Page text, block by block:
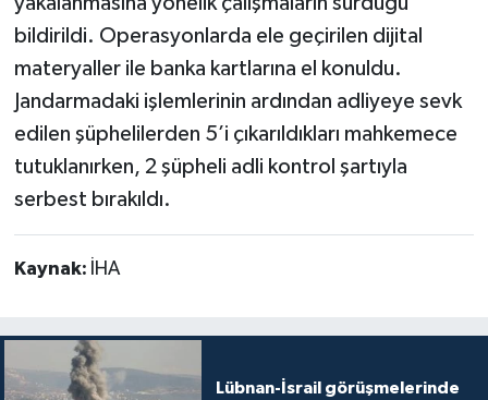
bildirildi. Operasyonlarda ele geçirilen dijital
materyaller ile banka kartlarına el konuldu.
Jandarmadaki işlemlerinin ardından adliyeye sevk
edilen şüphelilerden 5’i çıkarıldıkları mahkemece
tutuklanırken, 2 şüpheli adli kontrol şartıyla
serbest bırakıldı.
Kaynak: İHA
Lübnan-İsrail görüşmelerinde